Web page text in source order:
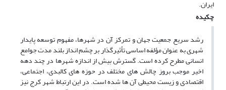
ایران.
چکیده
رشد سریع جمعیت جهان و تمرکز آن در شهرها، مفهوم توسعه پایدار
شهری به عنوان مؤلفه اساسی تأثیرگذار بر چشم انداز بلند مدت جوامع
انسانی مطرح کرده است. گسترش بیش از اندازه شهرها در چند دهه
اخیر موجب بروز چالش های مختلف در حوزه های کالبدی، اجتماعی،
اقتصادی و زیست محیطی آن ها شده است. در این ارتباط شهر کرج نیز